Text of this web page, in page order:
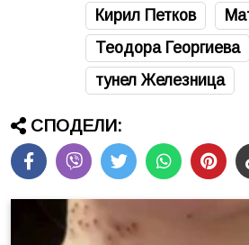
Кирил Петков
Теодора Георгиева
тунел Железница
СПОДЕЛИ: